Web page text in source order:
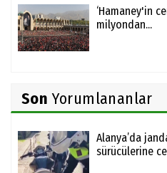
‘Hamaney'in
milyondan...
Son Yorumlananlar
Alanya’da
sürücülerine